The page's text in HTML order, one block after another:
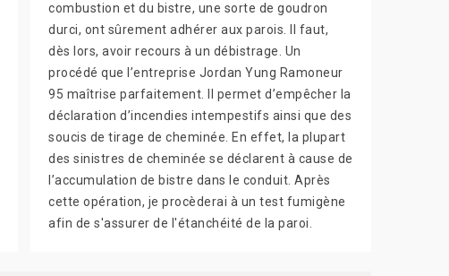
combustion et du bistre, une sorte de goudron
durci, ont sûrement adhérer aux parois. Il faut,
dès lors, avoir recours à un débistrage. Un
procédé que l’entreprise Jordan Yung Ramoneur
95 maîtrise parfaitement. Il permet d’empêcher la
déclaration d’incendies intempestifs ainsi que des
soucis de tirage de cheminée. En effet, la plupart
des sinistres de cheminée se déclarent à cause de
l’accumulation de bistre dans le conduit. Après
cette opération, je procèderai à un test fumigène
afin de s'assurer de l'étanchéité de la paroi.